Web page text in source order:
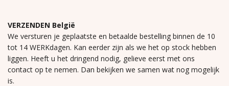
VERZENDEN België
We versturen je geplaatste en betaalde bestelling binnen de 10
tot 14 WERKdagen. Kan eerder zijn als we het op stock hebben
liggen. Heeft u het dringend nodig, gelieve eerst met ons
contact op te nemen. Dan bekijken we samen wat nog mogelijk
is.